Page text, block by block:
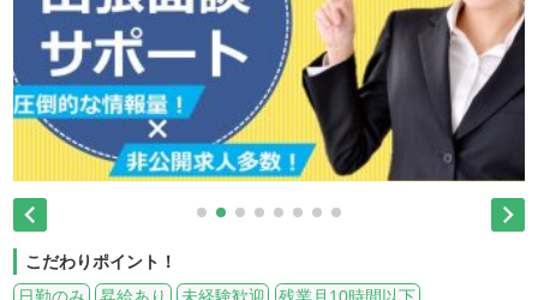
 
こだわりポイント！
日勤のみ
昇給あり 未経験歓迎
残業月10時間以下